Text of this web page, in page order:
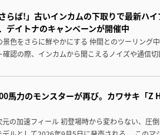
らば!」古いインカムの下取りで最新ハ
デイトナのキャンペーンが開催中
景色をさらに鮮やかにする 仲間とのツーリング
認の際、インカムから聞こえるノイズや通信
馬力のモンスターが再び。カワサキ「Z
の加速フィール 初登場時から変わらない、圧倒